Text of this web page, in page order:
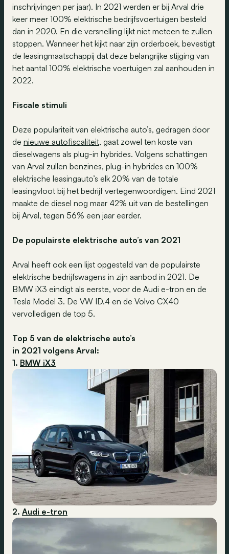
inschrijvingen per jaar). In 2021 werden er bij Arval drie
keer meer 100% elektrische bedrijfsvoertuigen besteld
dan in 2020. En die versnelling lijkt niet meteen te zullen
stoppen. Wanneer het kijkt naar zijn orderboek, bevestigt
de leasingmaatschappij dat deze belangrijke stijging van
het aantal 100% elektrische voertuigen zal aanhouden in
2022.
Fiscale stimuli
Deze populariteit van elektrische auto’s, gedragen door
de nieuwe autofiscaliteit, gaat zowel ten koste van
dieselwagens als plug-in hybrides. Volgens schattingen
van Arval zullen benzines, plug-in hybrides en 100%
elektrische leasingauto’s elk 20% van de totale
leasingvloot bij het bedrijf vertegenwoordigen. Eind 2021
maakte de diesel nog maar 42% uit van de bestellingen
bij Arval, tegen 56% een jaar eerder.
De populairste elektrische auto’s van 2021
Arval heeft ook een lijst opgesteld van de populairste
elektrische bedrijfswagens in zijn aanbod in 2021. De
BMW iX3 eindigt als eerste, voor de Audi e-tron en de
Tesla Model 3. De VW ID.4 en de Volvo CX40
vervolledigen de top 5.
Top 5 van de elektrische auto’s
in 2021 volgens Arval:
1. BMW iX3
2. Audi e-tron